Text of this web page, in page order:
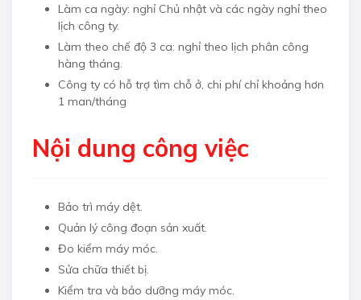
Làm ca ngày: nghỉ Chủ nhật và các ngày nghỉ theo
lịch công ty.
Làm theo chế độ 3 ca: nghỉ theo lịch phân công
hàng tháng.
Công ty có hỗ trợ tìm chỗ ở, chi phí chỉ khoảng hơn
1 man/tháng
Nội dung công việc
Bảo trì máy dệt.
Quản lý công đoạn sản xuất.
Đo kiểm máy móc.
Sửa chữa thiết bị.
Kiểm tra và bảo dưỡng máy móc.